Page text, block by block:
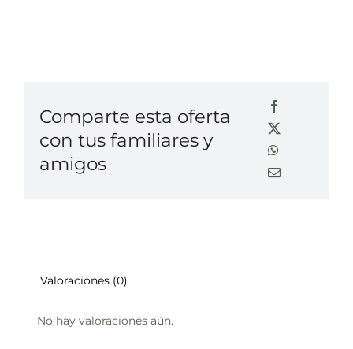
Comparte esta oferta
con tus familiares y
amigos
Valoraciones (0)
No hay valoraciones aún.